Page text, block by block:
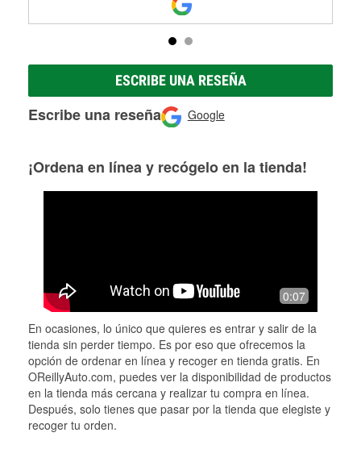
ESCRIBE UNA RESEÑA
Escribe una reseña Google
¡Ordena en línea y recógelo en la tienda!
0:07
En ocasiones, lo único que quieres es entrar y salir de la
tienda sin perder tiempo. Es por eso que ofrecemos la
opción de ordenar en línea y recoger en tienda gratis. En
OReillyAuto.com, puedes ver la disponibilidad de productos
en la tienda más cercana y realizar tu compra en línea.
Después, solo tienes que pasar por la tienda que elegiste y
recoger tu orden.